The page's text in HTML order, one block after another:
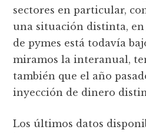
sectores en particular,
una situación distinta,
de pymes está todavía
miramos la interanual,
también que el año
inyección de dinero
Los últimos datos